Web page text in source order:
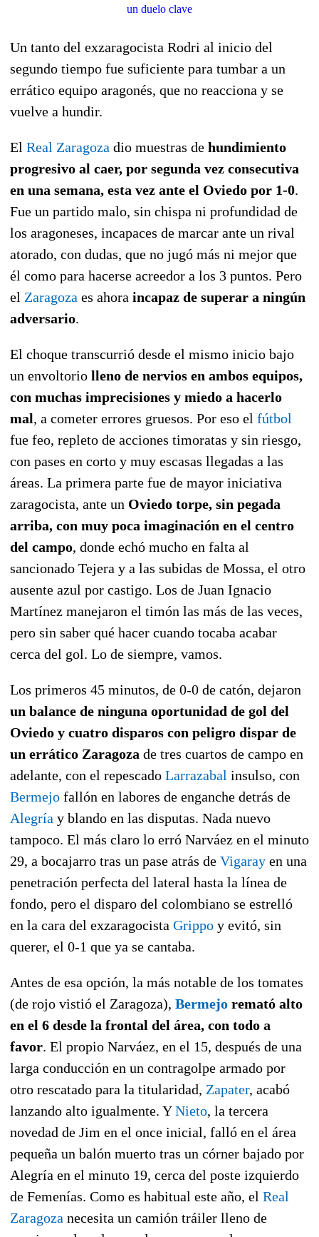
un duelo clave
Un tanto del exzaragocista Rodri al inicio del
segundo tiempo fue suficiente para tumbar a un
errático equipo aragonés, que no reacciona y se
vuelve a hundir.
El Real Zaragoza dio muestras de hundimiento
progresivo al caer, por segunda vez consecutiva
en una semana, esta vez ante el Oviedo por 1-0.
Fue un partido malo, sin chispa ni profundidad de
los aragoneses, incapaces de marcar ante un rival
atorado, con dudas, que no jugó más ni mejor que
él como para hacerse acreedor a los 3 puntos. Pero
el Zaragoza es ahora incapaz de superar a ningún
adversario.
El choque transcurrió desde el mismo inicio bajo
un envoltorio lleno de nervios en ambos equipos,
con muchas imprecisiones y miedo a hacerlo
mal, a cometer errores gruesos. Por eso el fútbol
fue feo, repleto de acciones timoratas y sin riesgo,
con pases en corto y muy escasas llegadas a las
áreas. La primera parte fue de mayor iniciativa
zaragocista, ante un Oviedo torpe, sin pegada
arriba, con muy poca imaginación en el centro
del campo, donde echó mucho en falta al
sancionado Tejera y a las subidas de Mossa, el otro
ausente azul por castigo. Los de Juan Ignacio
Martínez manejaron el timón las más de las veces,
pero sin saber qué hacer cuando tocaba acabar
cerca del gol. Lo de siempre, vamos.
Los primeros 45 minutos, de 0-0 de catón, dejaron
un balance de ninguna oportunidad de gol del
Oviedo y cuatro disparos con peligro dispar de
un errático Zaragoza de tres cuartos de campo en
adelante, con el repescado Larrazabal insulso, con
Bermejo fallón en labores de enganche detrás de
Alegría y blando en las disputas. Nada nuevo
tampoco. El más claro lo erró Narváez en el minuto
29, a bocajarro tras un pase atrás de Vigaray en una
penetración perfecta del lateral hasta la línea de
fondo, pero el disparo del colombiano se estrelló
en la cara del exzaragocista Grippo y evitó, sin
querer, el 0-1 que ya se cantaba.
Antes de esa opción, la más notable de los tomates
(de rojo vistió el Zaragoza), Bermejo remató alto
en el 6 desde la frontal del área, con todo a
favor. El propio Narváez, en el 15, después de una
larga conducción en un contragolpe armado por
otro rescatado para la titularidad, Zapater, acabó
lanzando alto igualmente. YNieto, la tercera
novedad de Jim en el once inicial, falló en el área
pequeña un balón muerto tras un córner bajado por
Alegría en el minuto 19, cerca del poste izquierdo
de Femenías. Como es habitual este año, el Real
Zaragoza necesita un camión tráiler lleno de